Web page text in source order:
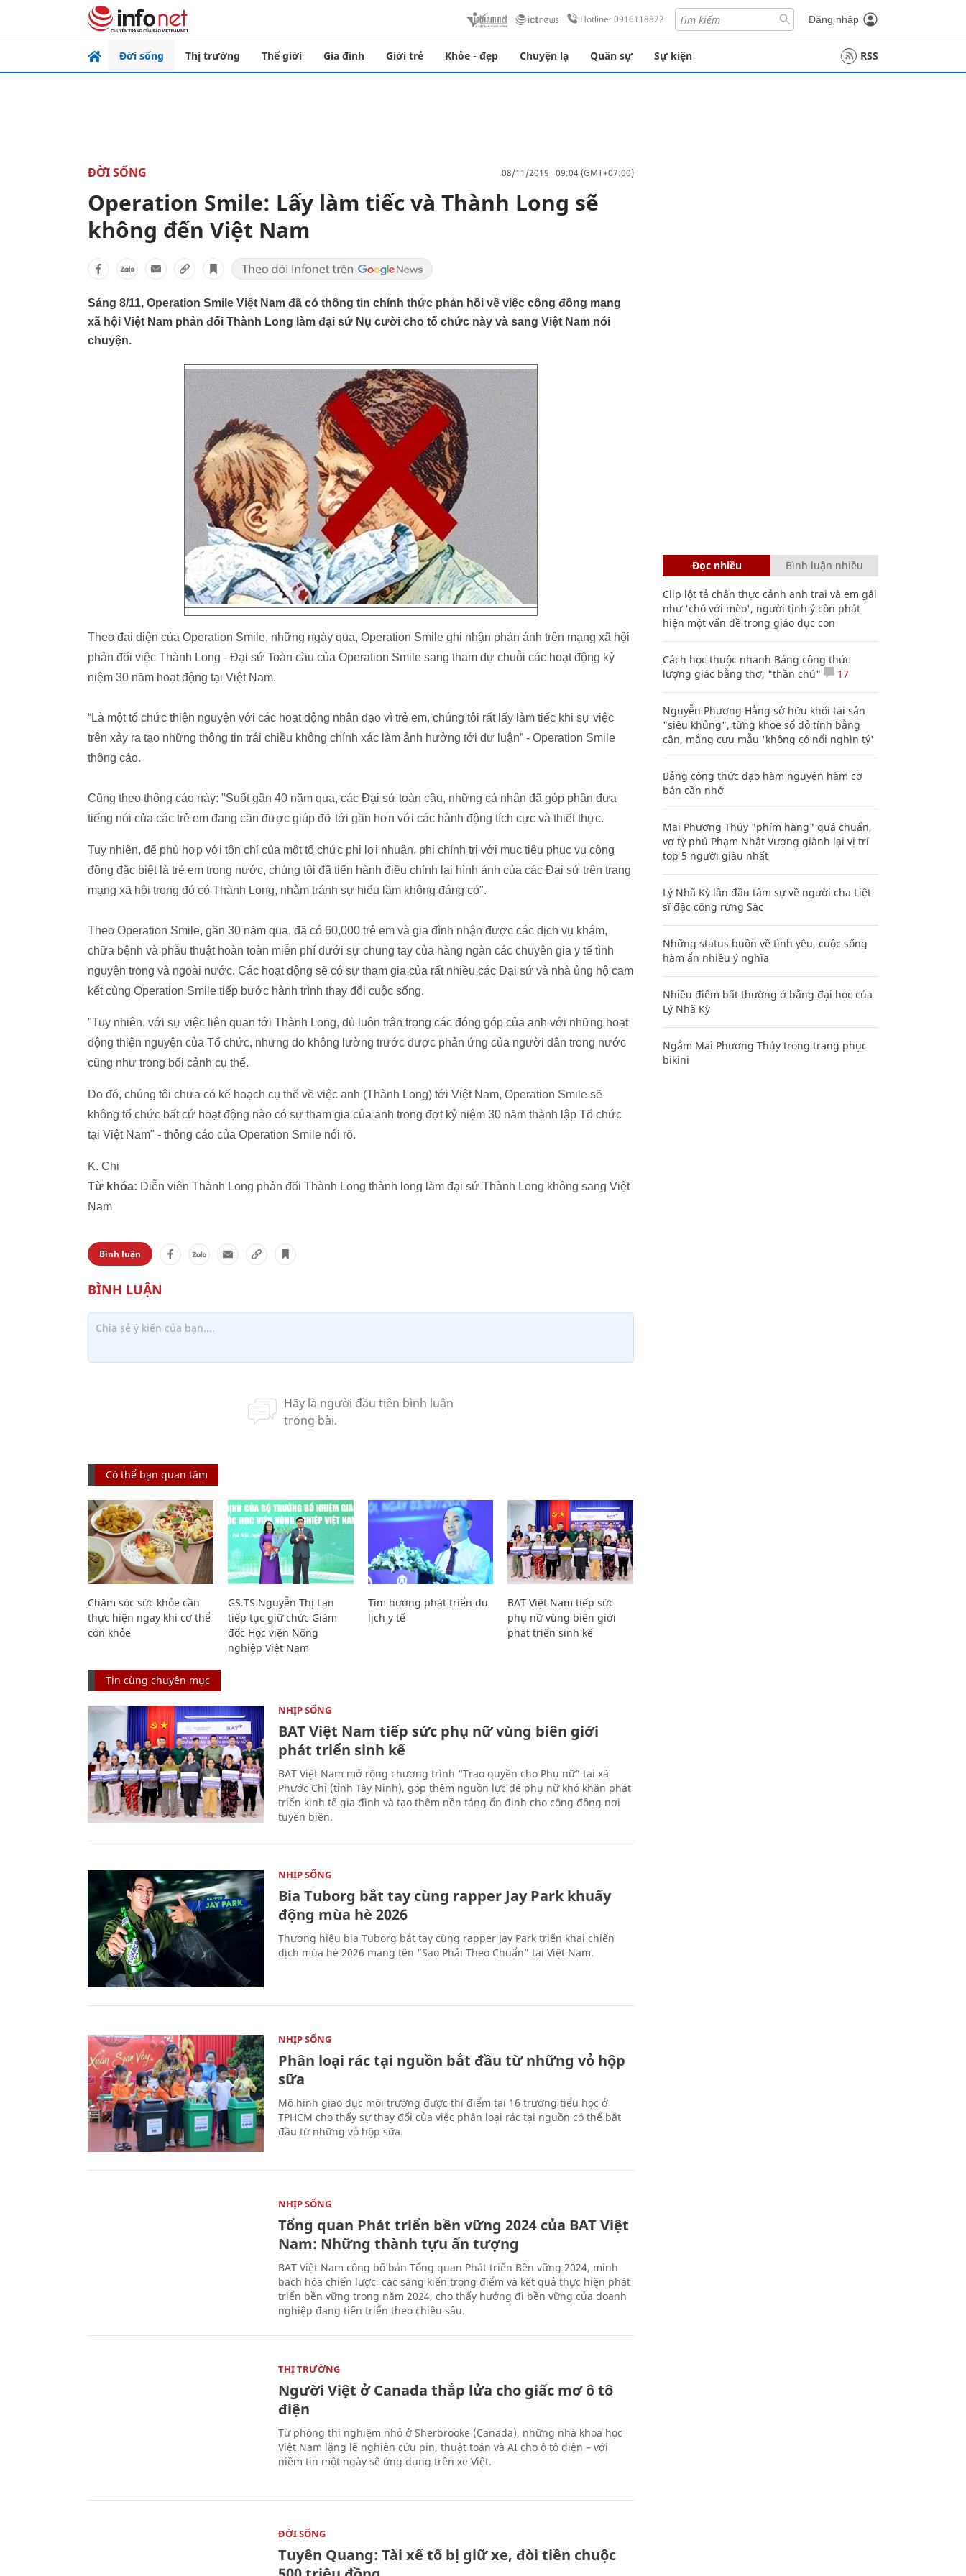
Hotline: 0916118822 Đăng nhập
Đời sống Thị trường Thế giới Gia đình Giới trẻ Khỏe - đẹp Chuyện lạ Quân sự Sự kiện RSS
ĐỜI SỐNG 08/11/2019 09:04 (GMT+07:00)
Operation Smile: Lấy làm tiếc và Thành Long sẽ
không đến Việt Nam
Sáng 8/11, Operation Smile Việt Nam đã có thông tin chính thức phản hồi về việc cộng đồng mạng
xã hội Việt Nam phản đối Thành Long làm đại sứ Nụ cười cho tổ chức này và sang Việt Nam nói
chuyện.
Theo đại diện của Operation Smile, những ngày qua, Operation Smile ghi nhận phản ánh trên mạng xã hội
phản đối việc Thành Long - Đại sứ Toàn cầu của Operation Smile sang tham dự chuỗi các hoạt động kỷ
niệm 30 năm hoạt động tại Việt Nam.
“Là một tổ chức thiện nguyện với các hoạt động nhân đạo vì trẻ em, chúng tôi rất lấy làm tiếc khi sự việc
trên xảy ra tạo những thông tin trái chiều không chính xác làm ảnh hưởng tới dư luận” - Operation Smile
thông cáo.
Cũng theo thông cáo này: "Suốt gần 40 năm qua, các Đại sứ toàn cầu, những cá nhân đã góp phần đưa
tiếng nói của các trẻ em đang cần được giúp đỡ tới gần hơn với các hành động tích cực và thiết thực.
Tuy nhiên, để phù hợp với tôn chỉ của một tổ chức phi lợi nhuận, phi chính trị với mục tiêu phục vụ cộng
đồng đặc biệt là trẻ em trong nước, chúng tôi đã tiến hành điều chỉnh lại hình ảnh của các Đại sứ trên trang
mạng xã hội trong đó có Thành Long, nhằm tránh sự hiểu lầm không đáng có".
Theo Operation Smile, gần 30 năm qua, đã có 60,000 trẻ em và gia đình nhận được các dịch vụ khám,
chữa bệnh và phẫu thuật hoàn toàn miễn phí dưới sự chung tay của hàng ngàn các chuyên gia y tế tình
nguyện trong và ngoài nước. Các hoạt động sẽ có sự tham gia của rất nhiều các Đại sứ và nhà ủng hộ cam
kết cùng Operation Smile tiếp bước hành trình thay đổi cuộc sống.
"Tuy nhiên, với sự việc liên quan tới Thành Long, dù luôn trân trọng các đóng góp của anh với những hoạt
động thiện nguyện của Tổ chức, nhưng do không lường trước được phản ứng của người dân trong nước
cũng như trong bối cảnh cụ thể.
Do đó, chúng tôi chưa có kế hoạch cụ thể về việc anh (Thành Long) tới Việt Nam, Operation Smile sẽ
không tổ chức bất cứ hoạt động nào có sự tham gia của anh trong đợt kỷ niệm 30 năm thành lập Tổ chức
tại Việt Nam" - thông cáo của Operation Smile nói rõ.
K. Chi
Từ khóa: Diễn viên Thành Long phản đối Thành Long thành long làm đại sứ Thành Long không sang Việt
Nam
Bình luận
Có thể bạn quan tâm
Chăm sóc sức khỏe cần
thực hiện ngay khi cơ thể
còn khỏe
GS.TS Nguyễn Thị Lan
tiếp tục giữ chức Giám
đốc Học viện Nông
nghiệp Việt Nam
Tìm hướng phát triển du
lịch y tế
BAT Việt Nam tiếp sức
phụ nữ vùng biên giới
phát triển sinh kế
Tin cùng chuyên mục
NHỊP SỐNG
BAT Việt Nam tiếp sức phụ nữ vùng biên giới
phát triển sinh kế
BAT Việt Nam mở rộng chương trình “Trao quyền cho Phụ nữ” tại xã
Phước Chỉ (tỉnh Tây Ninh), góp thêm nguồn lực để phụ nữ khó khăn phát
triển kinh tế gia đình và tạo thêm nền tảng ổn định cho cộng đồng nơi
tuyến biên.
NHỊP SỐNG
Bia Tuborg bắt tay cùng rapper Jay Park khuấy
động mùa hè 2026
Thương hiệu bia Tuborg bắt tay cùng rapper Jay Park triển khai chiến
dịch mùa hè 2026 mang tên "Sao Phải Theo Chuẩn” tại Việt Nam.
NHỊP SỐNG
Phân loại rác tại nguồn bắt đầu từ những vỏ hộp
sữa
Mô hình giáo dục môi trường được thí điểm tại 16 trường tiểu học ở
TPHCM cho thấy sự thay đổi của việc phân loại rác tại nguồn có thể bắt
đầu từ những vỏ hộp sữa.
NHỊP SỐNG
Tổng quan Phát triển bền vững 2024 của BAT Việt
Nam: Những thành tựu ấn tượng
BAT Việt Nam công bố bản Tổng quan Phát triển Bền vững 2024, minh
bạch hóa chiến lược, các sáng kiến trọng điểm và kết quả thực hiện phát
triển bền vững trong năm 2024, cho thấy hướng đi bền vững của doanh
nghiệp đang tiến triển theo chiều sâu.
THỊ TRƯỜNG
Người Việt ở Canada thắp lửa cho giấc mơ ô tô
điện
Từ phòng thí nghiệm nhỏ ở Sherbrooke (Canada), những nhà khoa học
Việt Nam lặng lẽ nghiên cứu pin, thuật toán và AI cho ô tô điện – với
niềm tin một ngày sẽ ứng dụng trên xe Việt.
ĐỜI SỐNG
Tuyên Quang: Tài xế tố bị giữ xe, đòi tiền chuộc
Đọc nhiều Bình luận nhiều
Clip lột tả chân thực cảnh anh trai và em gái
như 'chó với mèo', người tinh ý còn phát
hiện một vấn đề trong giáo dục con
Cách học thuộc nhanh Bảng công thức
lượng giác bằng thơ, "thần chú"
17
Nguyễn Phương Hằng sở hữu khối tài sản
"siêu khủng", từng khoe sổ đỏ tính bằng
cân, mắng cựu mẫu 'không có nổi nghìn tỷ'
Bảng công thức đạo hàm nguyên hàm cơ
bản cần nhớ
Mai Phương Thúy "phím hàng" quá chuẩn,
vợ tỷ phú Phạm Nhật Vượng giành lại vị trí
top 5 người giàu nhất
Lý Nhã Kỳ lần đầu tâm sự về người cha Liệt
sĩ đặc công rừng Sác
Những status buồn về tình yêu, cuộc sống
hàm ẩn nhiều ý nghĩa
Nhiều điểm bất thường ở bằng đại học của
Lý Nhã Kỳ
Ngắm Mai Phương Thúy trong trang phục
bikini